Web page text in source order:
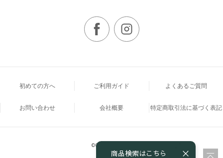
初めての方へ ご利用ガイド よくあるご質問
お問い合わせ 会社概要 特定商取引法に基づく表記
©Orthofeet Japan
商品検索はこちら